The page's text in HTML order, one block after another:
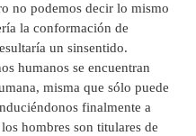
no podemos decir lo mismo
la conformación de
un sinsentido.
humanos se encuentran
misma que sólo puede
finalmente a
hombres son titulares de